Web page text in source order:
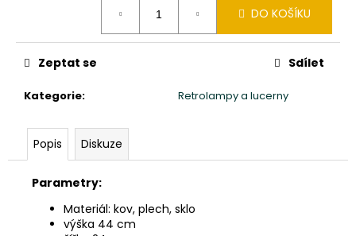
DO KOŠÍKU
Kategorie: Retrolampy a lucerny
Zeptat se Sdílet
Popis Diskuze
Parametry:
Materiál: kov, plech, sklo
výška 44 cm
MNICHŮ
SHAOLIN
CHI,
BA
20CM
ROUCHO
TYRKYS